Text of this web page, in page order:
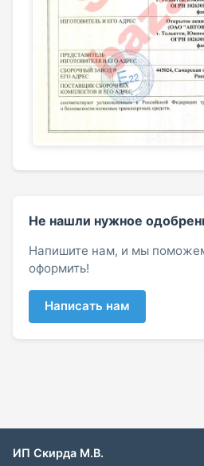
Не нашли нужное
Напишите нам, и мы
оформить!
Написать нам
ИП Скирда М.В.